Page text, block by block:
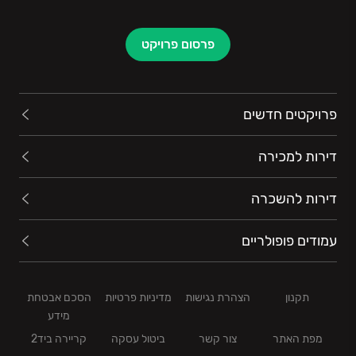
פרסום פרויקט
פרויקטים חדשים
דירות למכירה
דירות להשכרה
עמודים פופולריים
תקנון הצהרת נגישות מדיניות פרטיות
הסכם אבטחת
מידע
מפת האתר
צור קשר ביטול עסקה
קריירה ביד2